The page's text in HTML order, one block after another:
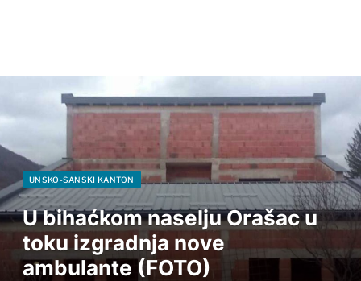
UNSKO-SANSKI KANTON
U bihaćkom naselju Orašac u
toku izgradnja nove
ambulante (FOTO)